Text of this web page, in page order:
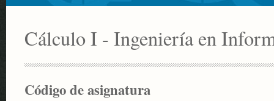
Cálculo I - Ingeniería en
Código de asignatura